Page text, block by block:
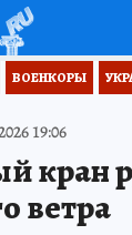
ВОЕНКОРЫ
19:06
кран
ветра